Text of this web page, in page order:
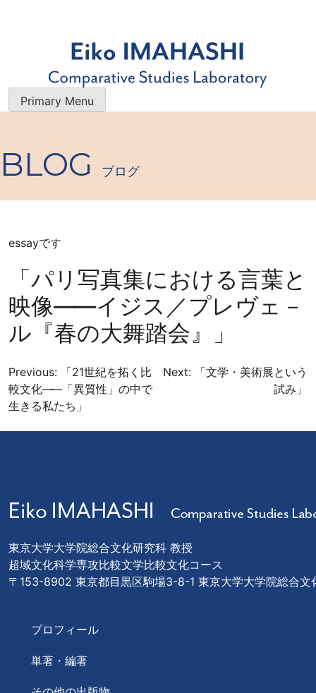
今橋映子 研究室
研究者・今橋映子の業績一覧を 公開すると共に、 最新のブ
ログで 学術的な情報やエッセイをお届けします。
Primary Menu
BLOG ブログ
essayです
「パリ写真集における言葉と
映像――イジス／プレヴェ－
ル『春の大舞踏会』」
投
稿
ナ
ビ
シ
ョ
ン
Previous:
「21世紀を拓く比
較文化――「異質性」の中で
生きる私たち」
Next:
「文学・美術展という
試み」
東京大学大学院総合文化研究科 教授
超域文化科学専攻比較文学比較文化コース
〒153-8902 東京都目黒区駒場3-8-1 東京大学大学院総合文
プロフィール
単著・編著